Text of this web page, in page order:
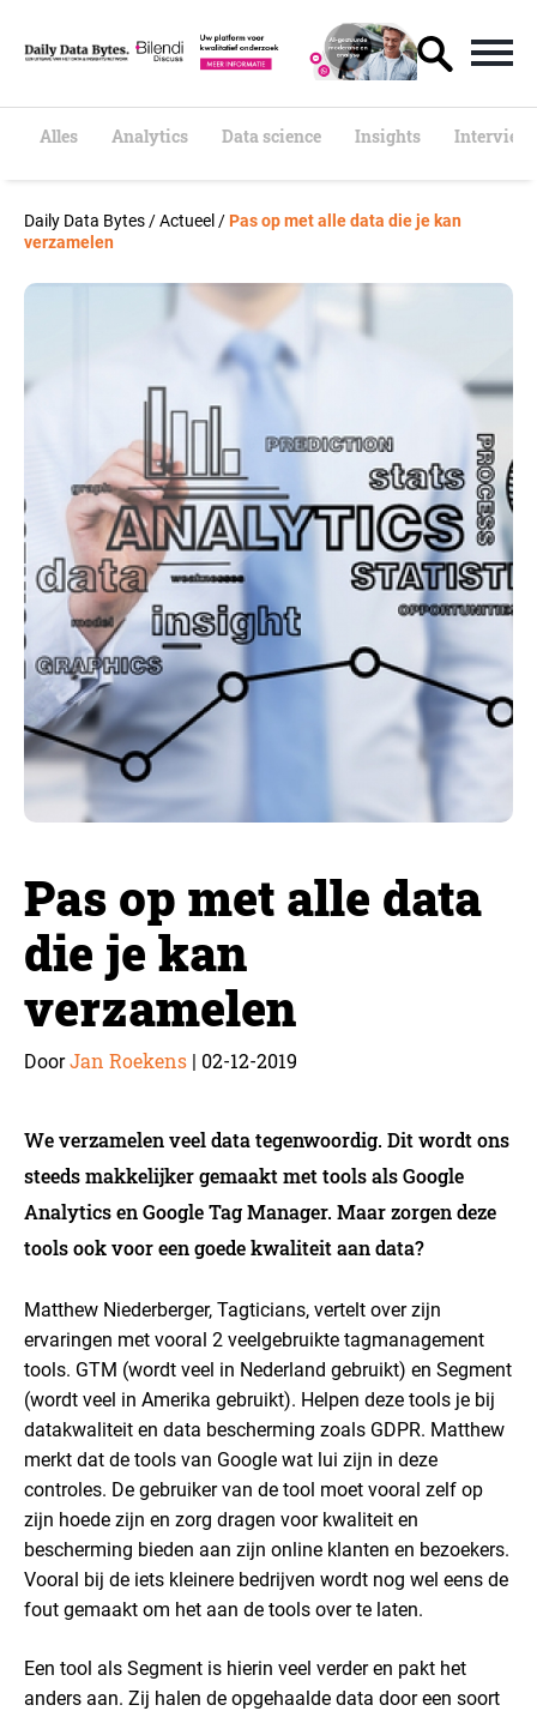
t
Alles Analytics Data science Insights
Daily Data Bytes /Actueel /Pas op met alle data die je kan
verzamelen
Pas op met alle data
die je kan
verzamelen
DoorJan Roekens | 02-12-2019
We verzamelen veel data tegenwoordig. Dit wordt ons
steeds makkelijker gemaakt met tools als Google
Analytics en Google Tag Manager. Maar zorgen deze
tools ook voor een goede kwaliteit aan data?
Matthew Niederberger, Tagticians, vertelt over zijn
ervaringen met vooral 2 veelgebruikte tagmanagement
tools. GTM (wordt veel in Nederland gebruikt) en Segment
(wordt veel in Amerika gebruikt). Helpen deze tools je bij
datakwaliteit en data bescherming zoals GDPR. Matthew
merkt dat de tools van Google wat lui zijn in deze
controles. De gebruiker van de tool moet vooral zelf op
zijn hoede zijn en zorg dragen voor kwaliteit en
bescherming bieden aan zijn online klanten en bezoekers.
Vooral bij de iets kleinere bedrijven wordt nog wel eens de
fout gemaakt om het aan de tools over te laten.
Een tool als Segment is hierin veel verder en pakt het
anders aan. Zij halen de opgehaalde data door een soort